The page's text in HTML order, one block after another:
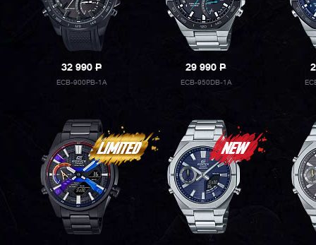
32 990P
ECB-900PB-1A
29 990P
ECB-950DB-1A